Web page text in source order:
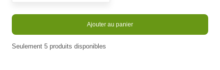
Ajouter au panier
Seulement 5 produits disponibles